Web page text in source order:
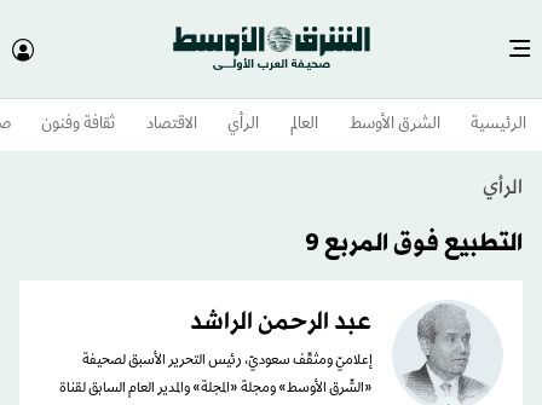
الرئيسية الشرق الأوسط​ العالم الرأي الاقتصاد ثقافة وفنون
الرأي
التطبيع فوق المربع 9
عبد الرحمن الراشد
إعلاميّ ومثقّف سعوديّ، رئيس التحرير الأسبق لصحيفة
«الشّرق الأوسط» ومجلة «المجلة» والمدير العام السابق لقناة